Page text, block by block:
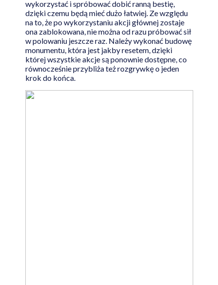
wykorzystać i spróbować dobić ranną bestię,
dzięki czemu będą mieć dużo łatwiej. Ze względu
na to, że po wykorzystaniu akcji głównej zostaje
ona zablokowana, nie można od razu próbować sił
w polowaniu jeszcze raz. Należy wykonać budowę
monumentu, która jest jakby resetem, dzięki
której wszystkie akcje są ponownie dostępne, co
równocześnie przybliża też rozgrywkę o jeden
krok do końca.